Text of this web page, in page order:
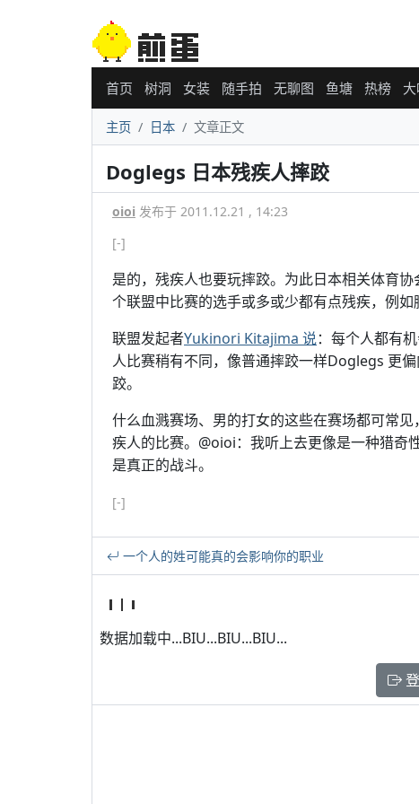
首页 树洞 女装 随手拍 无聊图 鱼塘 热榜
主页 日本 文章正文
Doglegs 日本残疾人摔跤
oioi 发布于 2011.12.21 , 14:23
[-]
是的，残疾人也要玩摔跤。为此日本相关体育
个联盟中比赛的选手或多或少都有点残疾，例如
联盟发起者Yukinori Kitajima 说：每个人都有
人比赛稍有不同，像普通摔跤一样Doglegs 更
跤。
什么血溅赛场、男的打女的这些在赛场都可常
疾人的比赛。@oioi：我听上去更像是一种猎
是真正的战斗。
[-]
一个人的姓可能真的会影响你的职业
数据加载中...BIU...BIU...BIU...